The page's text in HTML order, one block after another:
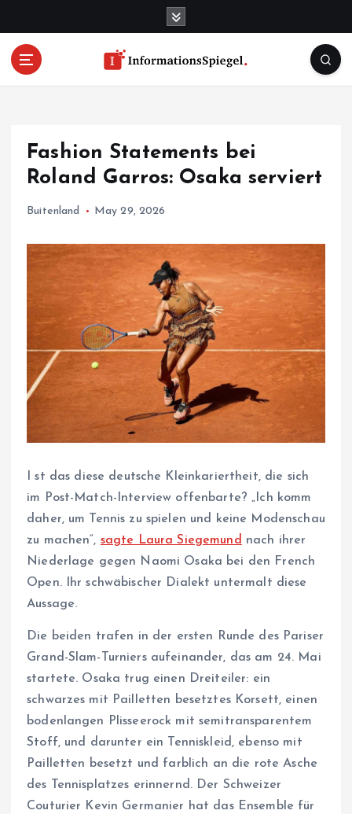
Fashion Statements bei
Roland Garros: Osaka serviert
Buitenland May 29, 2026
I st das diese deutsche Kleinkariertheit, die sich
im Post-Match-Interview offenbarte? „Ich komm
daher, um Tennis zu spielen und keine Modenschau
zu machen“, sagte Laura Siegemund nach ihrer
Niederlage gegen Naomi Osaka bei den French
Open. Ihr schwäbischer Dialekt untermalt diese
Aussage.
Die beiden trafen in der ersten Runde des Pariser
Grand-Slam-Turniers aufeinander, das am 24. Mai
startete. Osaka trug einen Dreiteiler: ein
schwarzes mit Pailletten besetztes Korsett, einen
bodenlangen Plisseerock mit semitransparentem
Stoff, und darunter ein Tenniskleid, ebenso mit
Pailletten besetzt und farblich an die rote Asche
des Tennisplatzes erinnernd. Der Schweizer
Couturier Kevin Germanier hat das Ensemble für